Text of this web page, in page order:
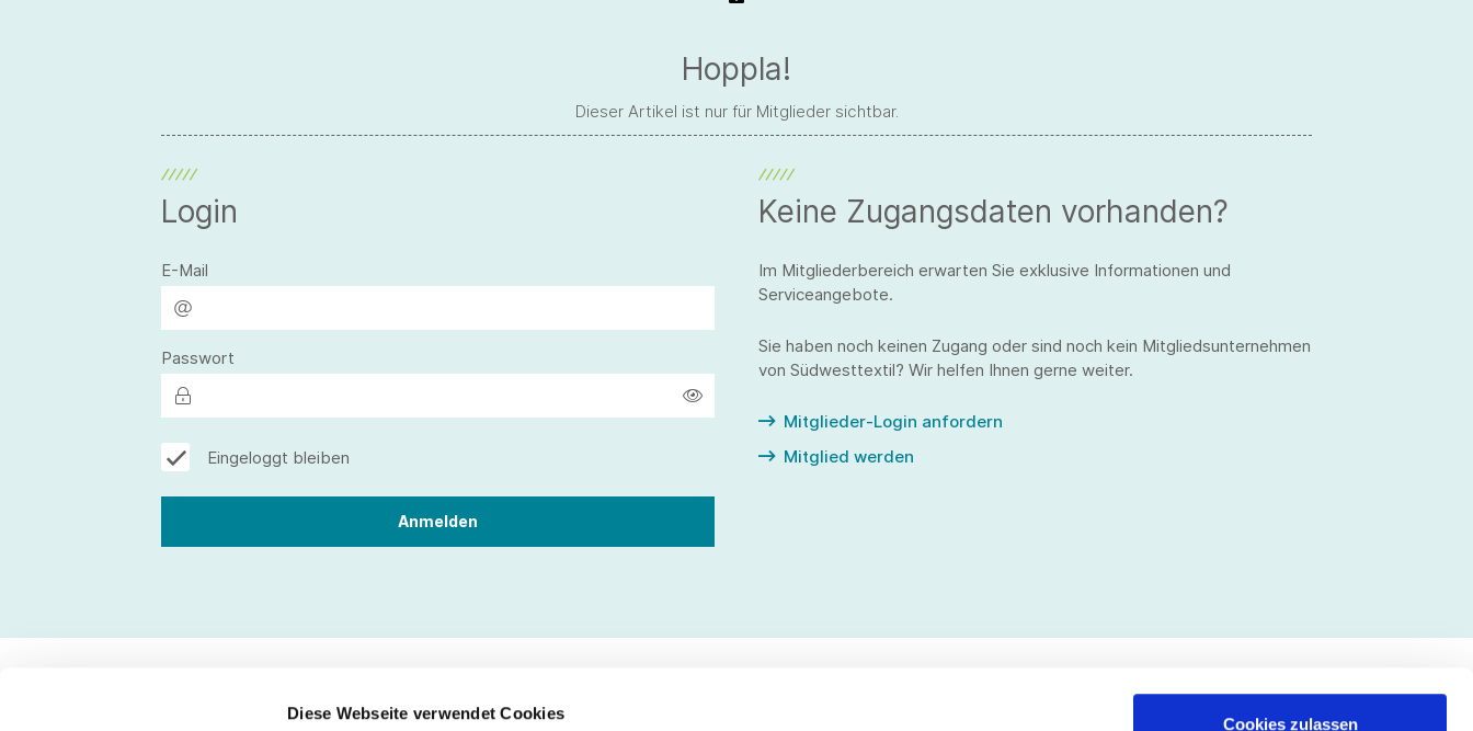
Diese Webseite verwendet Cookies
Cookies zulassen
Hoppla!
Dieser Artikel ist nur für Mitglieder sichtbar.
Login
E-Mail
Passwort
Eingeloggt bleiben
Keine Zugangsdaten vorhanden?
Im Mitgliederbereich erwarten Sie exklusive Informationen und
Serviceangebote.
Sie haben noch keinen Zugang oder sind noch kein Mitgliedsunternehmen
von Südwesttextil? Wir helfen Ihnen gerne weiter.
Mitglieder-Login anfordern
Mitglied werden